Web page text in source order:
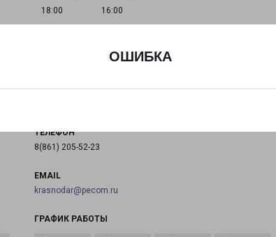
ОШИБКА
18:00
16:00
КРАСНОДАР СТАХАНОВСКАЯ 1/5
ТЕЛЕФОН
8(861) 205-52-23
EMAIL
krasnodar@pecom.ru
ГРАФИК РАБОТЫ